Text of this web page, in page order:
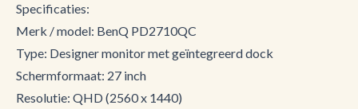
Specificaties:
Merk / model: BenQ PD2710QC
Type: Designer monitor met geïntegreerd dock
Schermformaat: 27 inch
Resolutie: QHD (2560 x 1440)